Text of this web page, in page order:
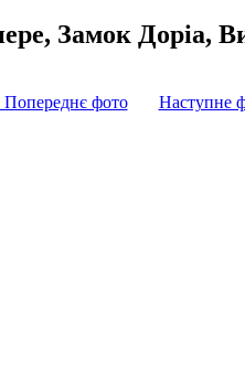
Замок Доріа,
Попереднє фото Наступне